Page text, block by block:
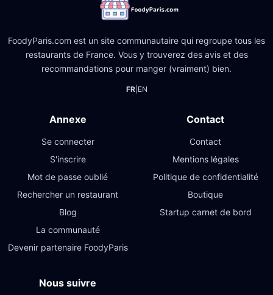
FoodyParis.com est un site communautaire qui regroupe tous les
restaurants de France. Vous y trouverez des avis et des
recommandations pour manger (vraiment) bien.
FR| EN
Annexe
Se connecter
S'inscrire
Mot de passe oublié
Rechercher un restaurant
Blog
La communauté
Devenir partenaire FoodyParis
Contact
Contact
Mentions légales
Politique de confidentialité
Boutique
Startup carnet de bord
Nous suivre